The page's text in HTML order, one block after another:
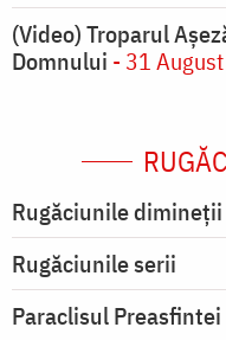
(Video) Troparul
Domnului - 31 August
Rugăciunile dimineții
Rugăciunile serii
Paraclisul